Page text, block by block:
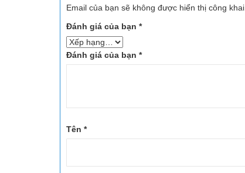
Email của bạn sẽ không được hiển thị công khai.
Đánh giá của bạn *
Đánh giá của bạn *
Tên *